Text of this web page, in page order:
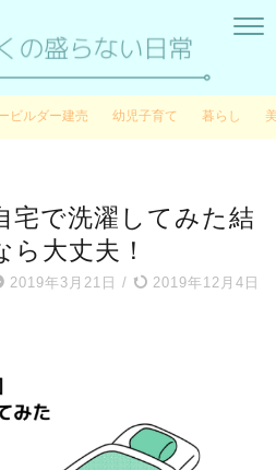
ビルダー建売 幼児子育て 暮らし
宅で洗濯してみた結
大丈夫！
2019年3月21日 / 2019年12月4日